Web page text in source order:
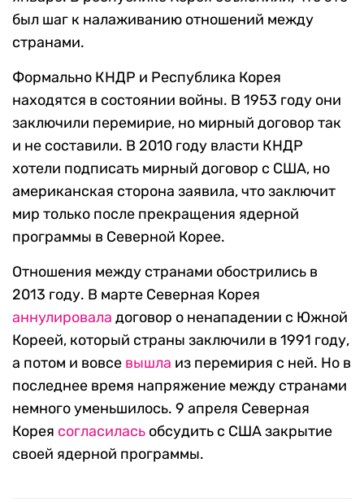
был шаг к налаживанию отношений между
странами.
Формально КНДР и Республика Корея
находятся в состоянии войны. В 1953 году они
заключили перемирие, но мирный договор так
и не составили. В 2010 году власти КНДР
хотели подписать мирный договор с США, но
американская сторона заявила, что заключит
мир только после прекращения ядерной
программы в Северной Корее.
Отношения между странами обострились в
2013 году. В марте Северная Корея
аннулировала договор о ненападении с Южной
Кореей, который страны заключили в 1991 году,
а потом и вовсе вышла из перемирия с ней. Но в
последнее время напряжение между странами
немного уменьшилось. 9 апреля Северная
Корея согласилась обсудить с США закрытие
своей ядерной программы.